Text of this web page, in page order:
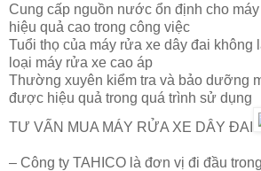
Cung cấp nguồn nước ổn định cho
hiệu quả cao trong công việc
Tuổi thọ của máy rửa xe dây đai không
loại máy rửa xe cao áp
Thường xuyên kiểm tra và bảo dưỡng
được hiệu quả trong quá trình sử dụng
TƯ VẤN MUA MÁY RỬA XE DÂY ĐAI
– Công ty TAHICO là đơn vị đi đầu